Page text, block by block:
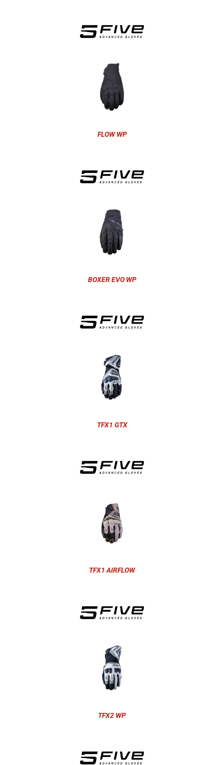
FLOW WP
BOXER EVO WP
TFX1 GTX
TFX1 AIRFLOW
TFX2 WP